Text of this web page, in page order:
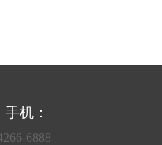
手机：
6888